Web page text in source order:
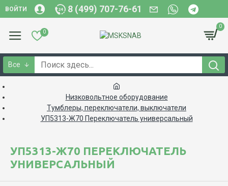
ВОЙТИ 8 (499) 707-76-61
0
0
Все
Низковольтное оборудование
Тумблеры, переключатели, выключатели
УП5313-Ж70 Переключатель универсальный
УП5313-Ж70 ПЕРЕКЛЮЧАТЕЛЬ
УНИВЕРСАЛЬНЫЙ